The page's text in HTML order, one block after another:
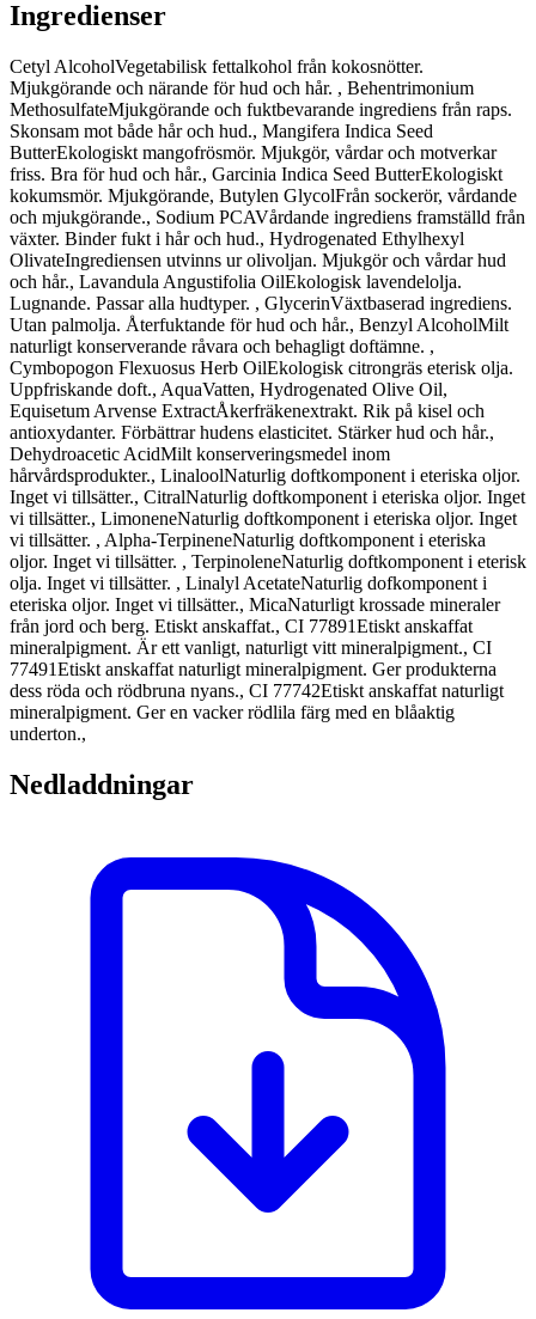
Ingredienser
Cetyl AlcoholVegetabilisk fettalkohol från kokosnötter.
Mjukgörande och närande för hud och hår. , Behentrimonium
MethosulfateMjukgörande och fuktbevarande ingrediens från raps.
Skonsam mot både hår och hud., Mangifera Indica Seed
ButterEkologiskt mangofrösmör. Mjukgör, vårdar och motverkar
friss. Bra för hud och hår., Garcinia Indica Seed ButterEkologiskt
kokumsmör. Mjukgörande, Butylen GlycolFrån sockerör, vårdande
och mjukgörande., Sodium PCAVårdande ingrediens framställd från
växter. Binder fukt i hår och hud., Hydrogenated Ethylhexyl
OlivateIngrediensen utvinns ur olivoljan. Mjukgör och vårdar hud
och hår., Lavandula Angustifolia OilEkologisk lavendelolja.
Lugnande. Passar alla hudtyper. , GlycerinVäxtbaserad ingrediens.
Utan palmolja. Återfuktande för hud och hår., Benzyl AlcoholMilt
naturligt konserverande råvara och behagligt doftämne. ,
Cymbopogon Flexuosus Herb OilEkologisk citrongräs eterisk olja.
Uppfriskande doft., AquaVatten, Hydrogenated Olive Oil,
Equisetum Arvense ExtractÅkerfräkenextrakt. Rik på kisel och
antioxydanter. Förbättrar hudens elasticitet. Stärker hud och hår.,
Dehydroacetic AcidMilt konserveringsmedel inom
hårvårdsprodukter., LinaloolNaturlig doftkomponent i eteriska oljor.
Inget vi tillsätter., CitralNaturlig doftkomponent i eteriska oljor. Inget
vi tillsätter., LimoneneNaturlig doftkomponent i eteriska oljor. Inget
vi tillsätter. , Alpha-TerpineneNaturlig doftkomponent i eteriska
oljor. Inget vi tillsätter. , TerpinoleneNaturlig doftkomponent i eterisk
olja. Inget vi tillsätter. , Linalyl AcetateNaturlig dofkomponent i
eteriska oljor. Inget vi tillsätter., MicaNaturligt krossade mineraler
från jord och berg. Etiskt anskaffat., CI 77891Etiskt anskaffat
mineralpigment. Är ett vanligt, naturligt vitt mineralpigment., CI
77491Etiskt anskaffat naturligt mineralpigment. Ger produkterna
dess röda och rödbruna nyans., CI 77742Etiskt anskaffat naturligt
mineralpigment. Ger en vacker rödlila färg med en blåaktig
underton.,
Nedladdningar